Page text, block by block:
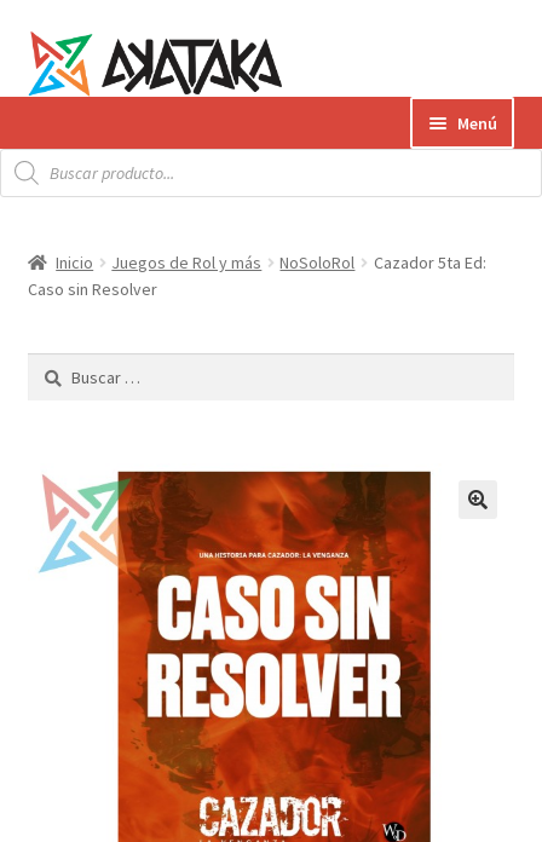
la
navegación
contenido
Menú
Productos
el
hijo
Envíos
AKATAKA BOOKS
Mi cuenta
Búsqueda
de
productos
Inicio Juegos de Rol y más NoSoloRol
Cazador 5ta Ed:
Caso sin Resolver
Buscar: